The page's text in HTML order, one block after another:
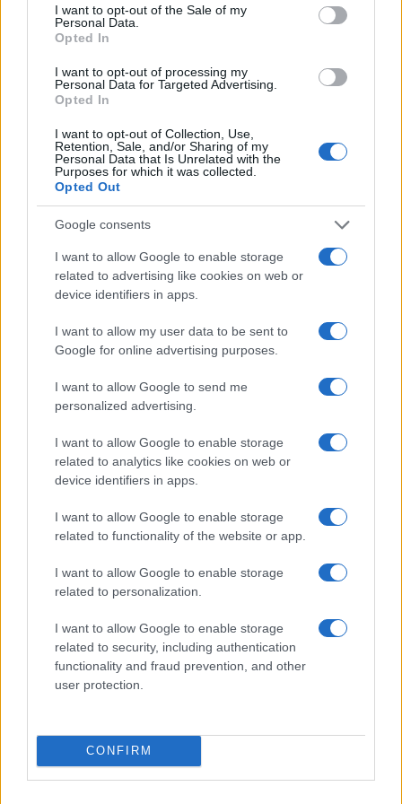
consent section.
I want to opt-out of the Sale of my
Personal Data.
Opted In
I want to opt-out of processing my
Personal Data for Targeted Advertising.
Opted In
I want to opt-out of Collection, Use,
Retention, Sale, and/or Sharing of my
Personal Data that Is Unrelated with the
Purposes for which it was collected.
Opted Out
Google consents
I want to allow Google to enable storage
related to advertising like cookies on web or
device identifiers in apps.
I want to allow my user data to be sent to
Google for online advertising purposes.
I want to allow Google to send me
personalized advertising.
I want to allow Google to enable storage
related to analytics like cookies on web or
device identifiers in apps.
I want to allow Google to enable storage
related to functionality of the website or app.
I want to allow Google to enable storage
related to personalization.
I want to allow Google to enable storage
related to security, including authentication
functionality and fraud prevention, and other
user protection.
CONFIRM
V OTP banki opozarjajo na
skimmingom
goriv
Policijsko poročilo, 7. 8. 2026
večera zajele večji del države
Več iz kategorije Policijsko poročilo
Policijsko poročilo, 5. 8. 2026 Policijsko poročilo, 4. 8. 2026
Izklop elektrike: 426. Nadzorništvo Vuzenica - Območje Sv.
Anton na Pohorju
pred 2 urami
Izklop elektrike: 425. Nadzorništvo Vuzenica - Območje
⚡
Izklop elektrike: 429. Nadzorništvo Ravne - Območje Prevalje